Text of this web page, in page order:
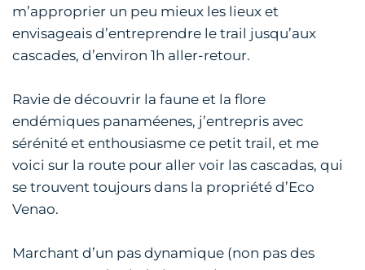
m’approprier un peu mieux les lieux et
envisageais d’entreprendre le trail jusqu’aux
cascades, d’environ 1h aller-retour.
Ravie de découvrir la faune et la flore
endémiques panaméenes, j’entrepris avec
sérénité et enthousiasme ce petit trail, et me
voici sur la route pour aller voir las cascadas, qui
se trouvent toujours dans la propriété d’Eco
Venao.
Marchant d’un pas dynamique (non pas des